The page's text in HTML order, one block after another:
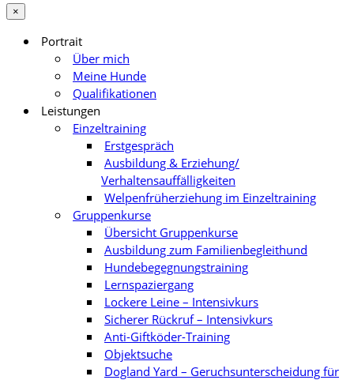
×
Portrait
Über mich
Meine Hunde
Qualifikationen
Leistungen
Einzeltraining
Erstgespräch
Ausbildung & Erziehung/
Verhaltensauffälligkeiten
Welpenfrüherziehung im Einzeltraining
Gruppenkurse
Übersicht Gruppenkurse
Ausbildung zum Familienbegleithund
Hundebegegnungstraining
Lernspaziergang
Lockere Leine – Intensivkurs
Sicherer Rückruf – Intensivkurs
Anti-Giftköder-Training
Objektsuche
Dogland Yard – Geruchsunterscheidung für